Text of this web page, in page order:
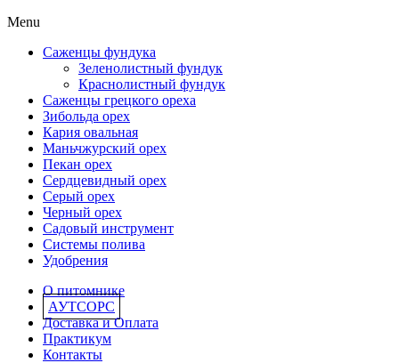
Menu
Саженцы фундука
Зеленолистный фундук
Краснолистный фундук
Саженцы грецкого ореха
Зибольда орех
Кария овальная
Маньчжурский орех
Пекан орех
Сердцевидный орех
Серый орех
Черный орех
Садовый инструмент
Системы полива
Удобрения
О питомнике
АУТСОРС
Доставка и Оплата
Практикум
Контакты